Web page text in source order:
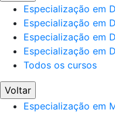
Especialização em
Especialização em
Especialização em
Especialização em
Todos os cursos
Voltar
Especialização em